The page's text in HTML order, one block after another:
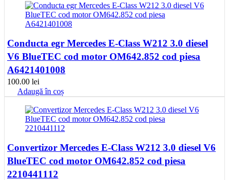
Conducta egr Mercedes E-Class W212 3.0 diesel
V6 BlueTEC cod motor OM642.852 cod piesa
A6421401008
100.00 lei
Adaugă în coș
Convertizor Mercedes E-Class W212 3.0 diesel V6
BlueTEC cod motor OM642.852 cod piesa
2210441112